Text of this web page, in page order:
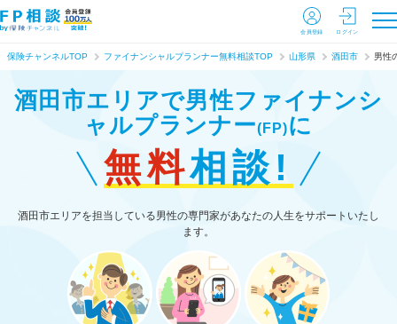
会員登録 ログイン
保険チャンネルTOP ファイナンシャルプランナー無料相談TOP 山形県 酒田市 男性
酒田市エリアで男性ファイナンシ
ャルプランナー(FP)に
無料相談!
酒田市エリアを担当している男性の専門家があなたの人生をサポートいたし
ます。